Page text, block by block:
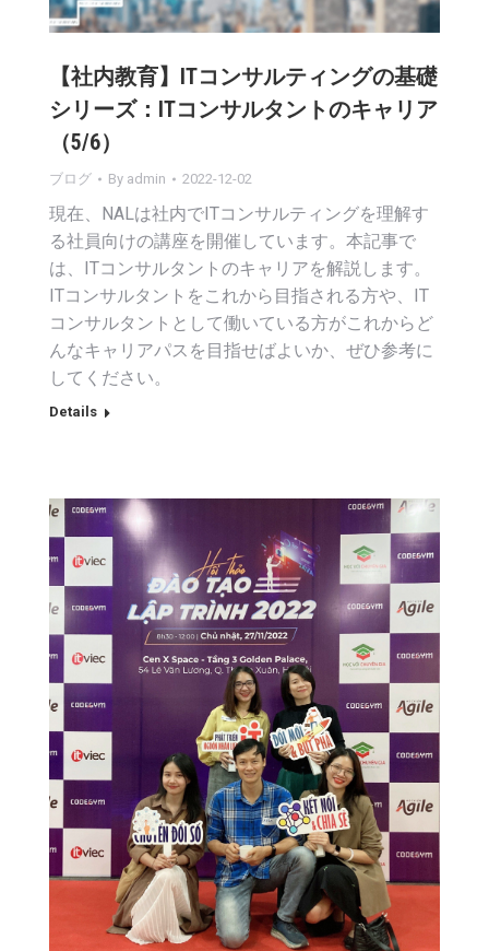
【社内教育】ITコンサルティングの基礎
シリーズ：ITコンサルタントのキャリア
（5/6）
ブログ By admin 2022-12-02
現在、NALは社内でITコンサルティングを理解す
る社員向けの講座を開催しています。本記事で
は、ITコンサルタントのキャリアを解説します。
ITコンサルタントをこれから目指される方や、IT
コンサルタントとして働いている方がこれからど
んなキャリアパスを目指せばよいか、ぜひ参考に
してください。
Details